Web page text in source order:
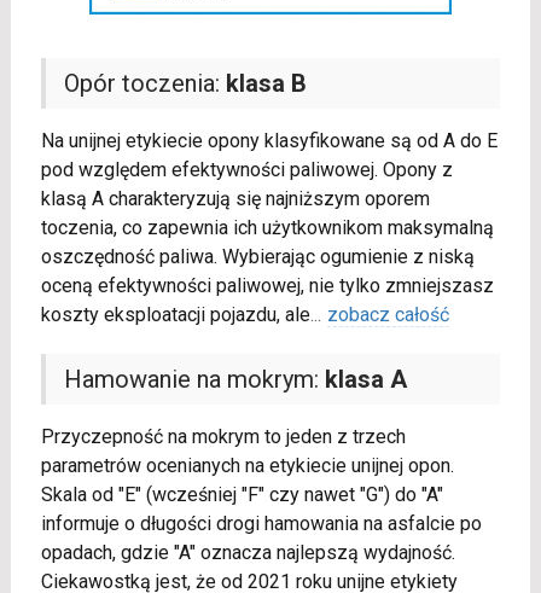
Opór toczenia: klasa B
Na unijnej etykiecie opony klasyfikowane są od A do E
pod względem efektywności paliwowej. Opony z
klasą A charakteryzują się najniższym oporem
toczenia, co zapewnia ich użytkownikom maksymalną
oszczędność paliwa. Wybierając ogumienie z niską
oceną efektywności paliwowej, nie tylko zmniejszasz
koszty eksploatacji pojazdu, ale... zobacz całość
Hamowanie na mokrym: klasa A
Przyczepność na mokrym to jeden z trzech
parametrów ocenianych na etykiecie unijnej opon.
Skala od "E" (wcześniej "F" czy nawet "G") do "A"
informuje o długości drogi hamowania na asfalcie po
opadach, gdzie "A" oznacza najlepszą wydajność.
Ciekawostką jest, że od 2021 roku unijne etykiety